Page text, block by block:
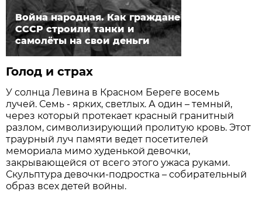
Война народная. Как граждане
СССР строили танки и
самолёты на свои деньги
Голод и страх
У солнца Левина в Красном Береге восемь
лучей. Семь - ярких, светлых. А один – темный,
через который протекает красный гранитный
разлом, символизирующий пролитую кровь. Этот
траурный луч памяти ведет посетителей
мемориала мимо худенькой девочки,
закрывающейся от всего этого ужаса руками.
Скульптура девочки-подростка – собирательный
образ всех детей войны.